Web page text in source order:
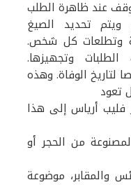
عند ظاهرة الطلب
تحديد الصيغ
وتطلعات كل شخص.
وتجهيزها.
لتاريخ الوفاة. وهذه
تعود
أرياس إلى هذا
من الحجر أو
والمقابر، موضوعة